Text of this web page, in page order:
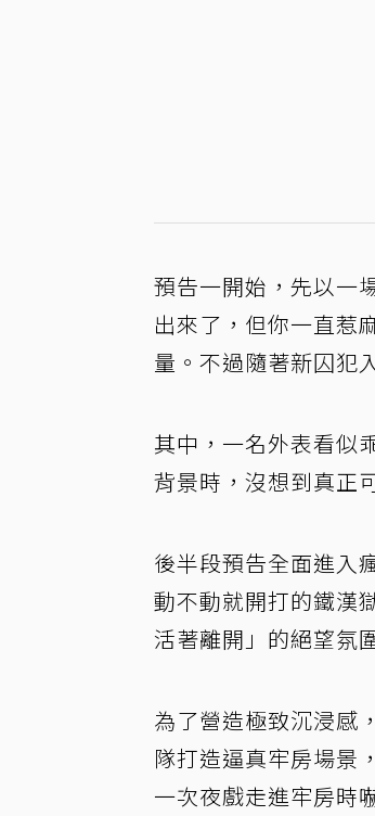
預告一開始，先以一
出來了，但你一直惹
量。不過隨著新囚犯
其中，一名外表看似
背景時，沒想到真正
後半段預告全面進入
動不動就開打的鐵漢
活著離開」的絕望氛
為了營造極致沉浸感
隊打造逼真牢房場景
一次夜戲走進牢房時